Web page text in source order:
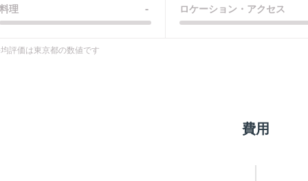
料理 - ロケーション・アクセス
評価は東京都の数値です
費用